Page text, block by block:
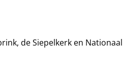
de Siepelkerk en